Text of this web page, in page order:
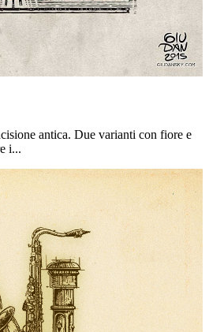
antica. Due varianti con fiore e
i...